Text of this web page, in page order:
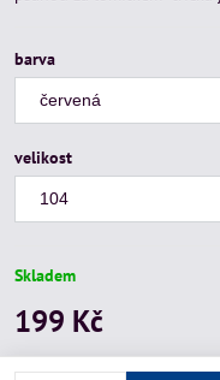
barva
velikost
Skladem
199 Kč